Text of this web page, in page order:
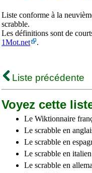
Liste conforme à la
scrabble.
Les définitions sont de
1Mot.net
.
Liste précédente
Voyez cette
Le Wiktionnaire
Le scrabble en
Le scrabble en
Le scrabble en
Le scrabble en